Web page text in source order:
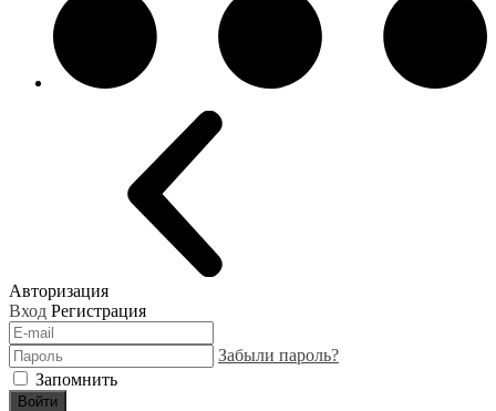
Авторизация
Вход Регистрация
Забыли пароль?
Запомнить
Войти